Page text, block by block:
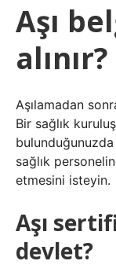
Aşı
alınır?
Aşılamadan
Bir sağlık
bulunduğunuzda
sağlık
etmesini isteyin.
Aşı
devlet?